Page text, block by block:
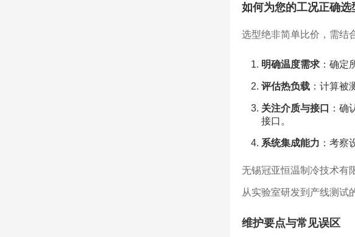
如何为您的工况正确选
选型绝非简单比价，需结
明确温度需求：确定
评估热负载：计算被
关注介质与接口
：确
接口。
系统集成能力 ：考察
无锡冠亚恒温制冷技术
从实验室研发到产线测试
维护要点与常见误区